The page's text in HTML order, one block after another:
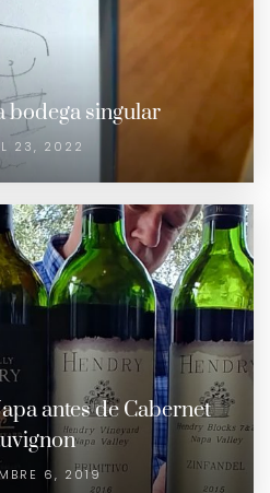
bodega singular
23, 2022
antes de Cabernet
6, 2019